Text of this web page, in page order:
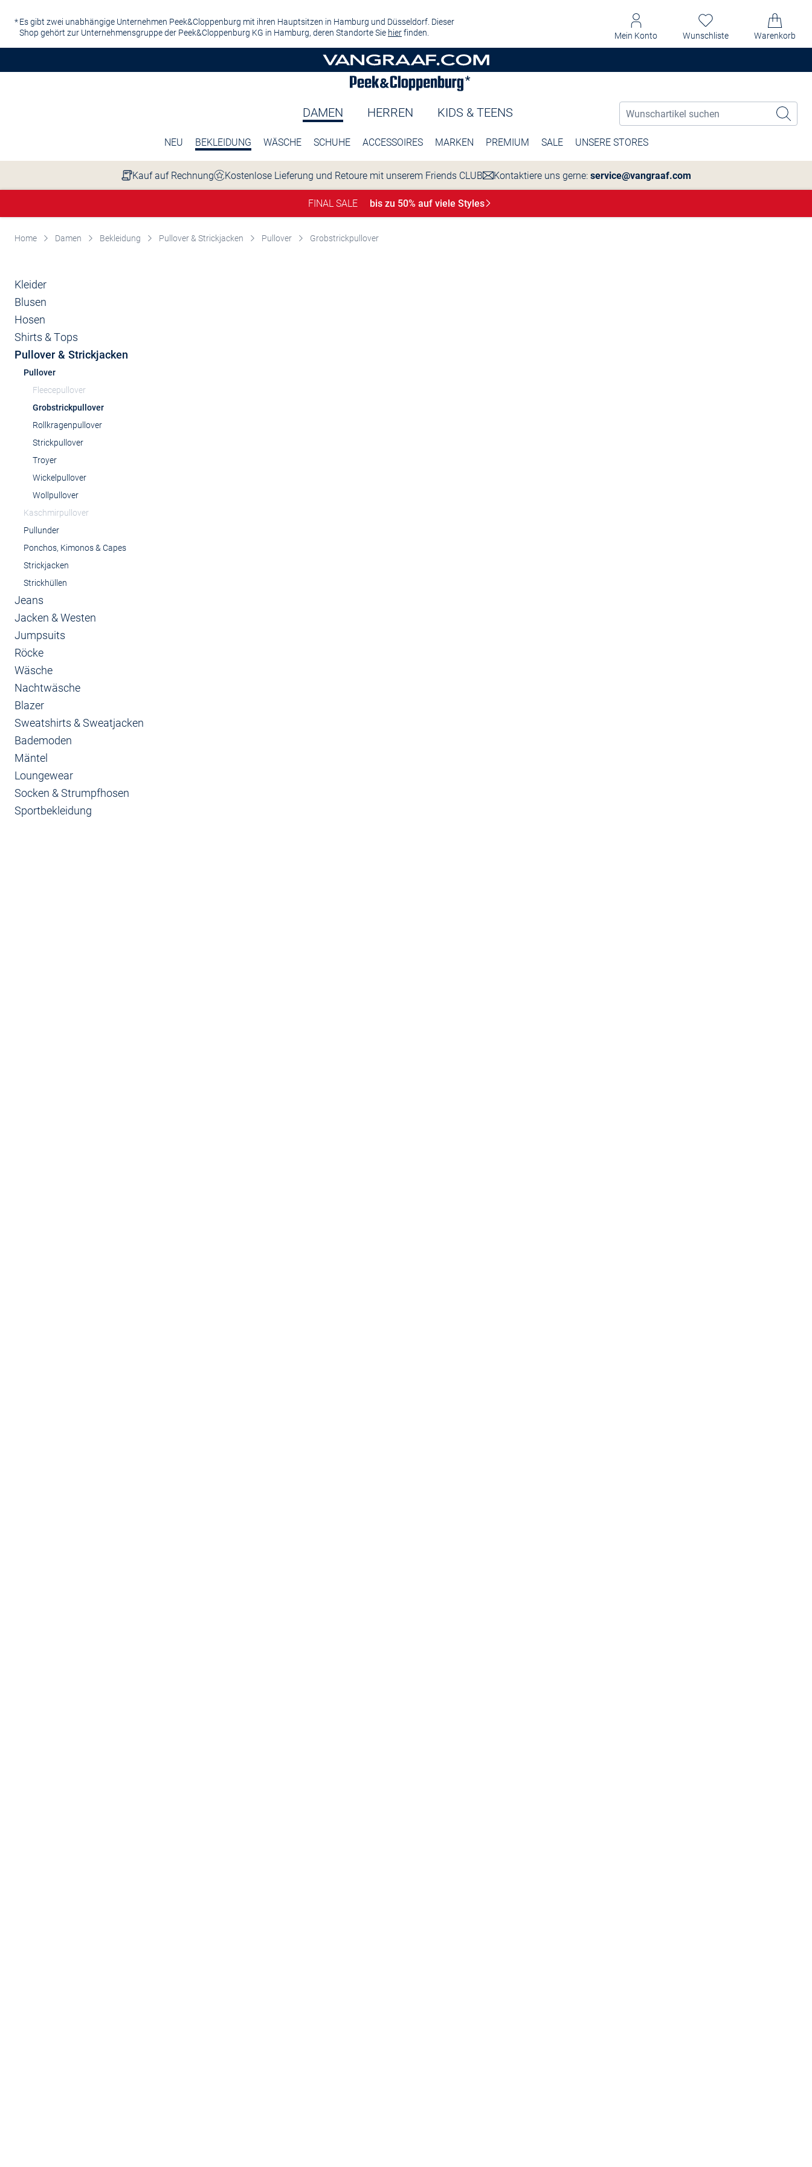
Es gibt zwei unabhängige Unternehmen Peek&Cloppenburg mit ihren Hauptsitzen in Hamburg und Düsseldorf. Dieser
Shop gehört zur Unternehmensgruppe der Peek&Cloppenburg KG in Hamburg, deren Standorte Sie hierfinden. Mein Konto Wunschliste Warenkorb
DAMEN HERREN KIDS & TEENS
NEU BEKLEIDUNG WÄSCHE SCHUHE ACCESSOIRES MARKEN PREMIUM SALE UNSERE STORES
Kauf auf Rechnung Kostenlose Lieferung und Retoure mit unserem Friends CLUB Kontaktiere uns gerne: service@vangraaf.com
FINAL SALE bis zu 50% auf viele Styles
Home Damen Bekleidung Pullover & Strickjacken Pullover Grobstrickpullover
Kleider
Blusen
Hosen
Shirts & Tops
Pullover & Strickjacken
Pullover
Fleecepullover
Grobstrickpullover
Rollkragenpullover
Strickpullover
Troyer
Wickelpullover
Wollpullover
Kaschmirpullover
Pullunder
Ponchos, Kimonos & Capes
Strickjacken
Strickhüllen
Jeans
Jacken & Westen
Jumpsuits
Röcke
Wäsche
Nachtwäsche
Blazer
Sweatshirts & Sweatjacken
Bademoden
Mäntel
Loungewear
Socken & Strumpfhosen
Sportbekleidung